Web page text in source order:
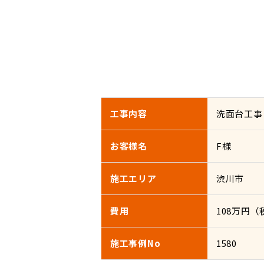
工事内容 洗面台工事
お客様名 F様
施工エリア 渋川市
費用 108万円（
施工事例No 1580